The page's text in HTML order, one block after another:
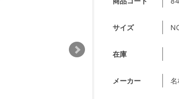
サイズ
在庫
メーカー 名